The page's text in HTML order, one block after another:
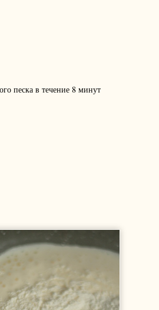
песка в течение 8 минут